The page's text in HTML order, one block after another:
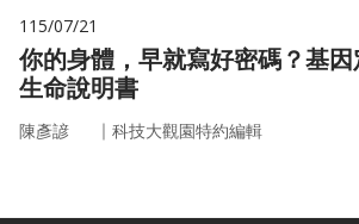
115/07/21
你的身體，早就寫好密碼？基
生命說明書
陳彥諺 ｜ 科技大觀園特約編輯